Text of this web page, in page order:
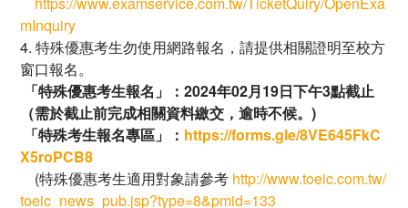
mInquiry
4. 特殊優惠考生勿使用網路報名，請提供相關證明至校方
窗口報名。
「特殊優惠考生報名」：2024年02月19日下午3點截止
（需於截止前完成相關資料繳交，逾時不候。)
「特殊考生報名專區」： https://forms.gle/8VE645FkC
X5roPCB8
(特殊優惠考生適用對象請參考​ http://www.toeic.com.tw/
toeic_news_pub.jsp?type=8&pmid=133